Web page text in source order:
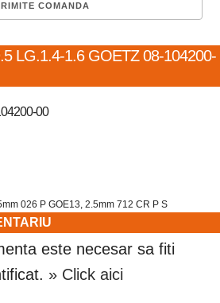
LG.1.4-1.6 GOETZ 08-104200-
00
026 P GOE13, 2.5mm 712 CR P S
este necesar sa fiti
» Click aici